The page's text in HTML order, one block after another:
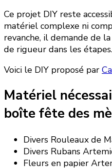
Ce projet DIY reste
matériel complexe ni
revanche, il demande de
de rigueur dans les étapes.
Voici le DIY proposé par
Matériel
boîte fête des
Divers Rouleaux de
Divers Rubans
Fleurs en papier